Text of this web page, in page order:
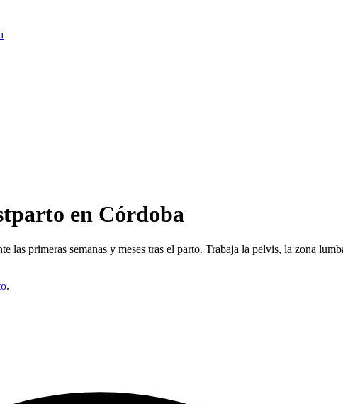
en Córdoba
primeras semanas y meses tras el parto. Trabaja la pelvis, la zona
.